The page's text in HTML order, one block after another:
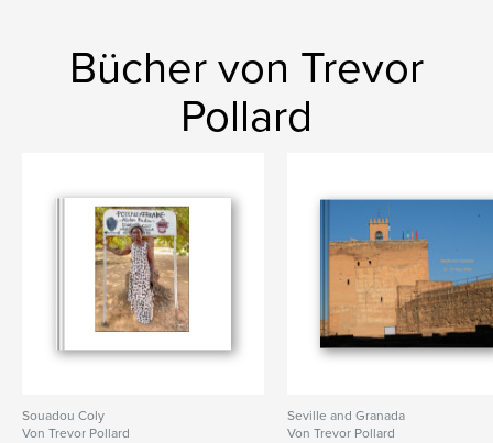
Bücher von Trevor
Pollard
Souadou Coly
Von Trevor Pollard
Seville and Granada
Von Trevor Pollard